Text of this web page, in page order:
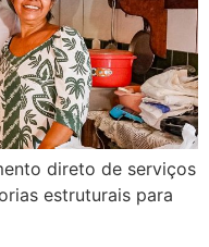
direto de serviços
estruturais para